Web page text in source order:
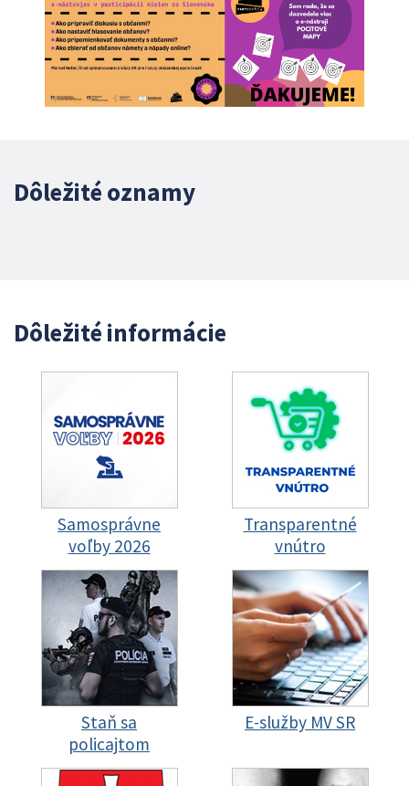
Dôležité oznamy
Dôležité informácie
Samosprávne
voľby 2026
Transparentné
vnútro
Staň sa
policajtom
E-služby MV SR